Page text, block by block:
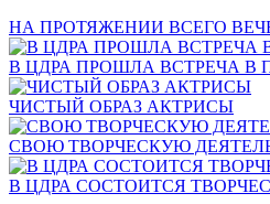
НА ПРОТЯЖЕНИИ ВСЕГО
В ЦДРА ПРОШЛА ВСТРЕЧА
ЧИСТЫЙ ОБРАЗ АКТРИСЫ
СВОЮ ТВОРЧЕСКУЮ
В ЦДРА СОСТОИТСЯ